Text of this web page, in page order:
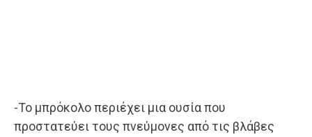
-Το μπρόκολο περιέχει μια ουσία που
προστατεύει τους πνεύμονες από τις βλάβες